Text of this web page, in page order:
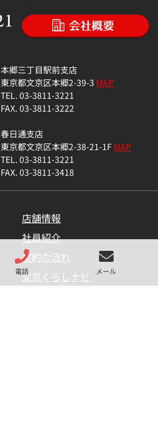
電話 メール
本郷三丁目駅前支店
東京都文京区本郷2-39-3 MAP
TEL. 03-3811-3221
FAX. 03-3811-3222
春日通支店
東京都文京区本郷2-38-21-1FMAP
TEL. 03-3811-3221
FAX. 03-3811-3418
店舗情報
社員紹介
契約の流れ
文京くらしナビ